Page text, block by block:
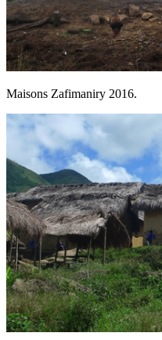
Maisons Zafimaniry 2016.